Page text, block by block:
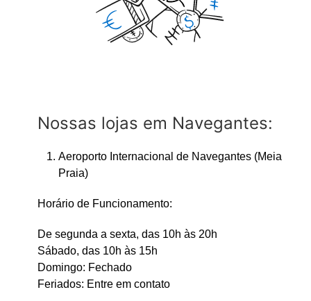
Nossas lojas em Navegantes:
Aeroporto Internacional de Navegantes (Meia
Praia)
Horário de Funcionamento:
De segunda a sexta, das 10h às 20h
Sábado, das 10h às 15h
Domingo: Fechado
Feriados: Entre em contato